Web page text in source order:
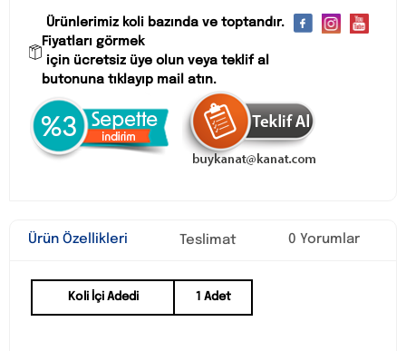
Ürünlerimiz koli bazında ve toptandır.
Fiyatları görmek
için ücretsiz üye olun veya teklif al
butonuna tıklayıp mail atın.
Ürün Özellikleri Teslimat 0 Yorumlar
Koli İçi Adedi 1 Adet